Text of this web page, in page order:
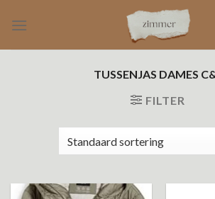
naar
TUSSENJAS DAMES
FILTER